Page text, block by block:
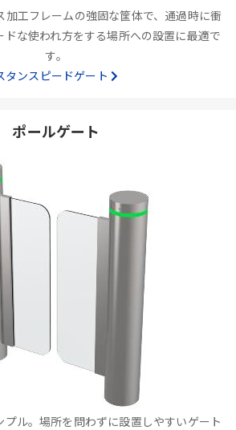
加工フレームの強固な筐体で、通過時に衝
な使われ方をする場所への設置に最適で
す。
タンスピードゲート
ポールゲート
プル。場所を問わずに設置しやすいゲート